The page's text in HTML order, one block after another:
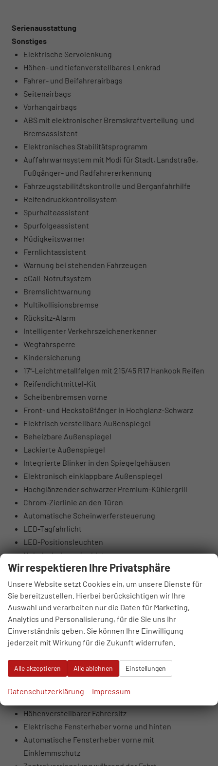
Serienausstattung
Sonstiges
Elektrische Servolenkung
Höhen- und tiefenverstellbares Lenkrad
Fahrer- und Beifahrerairbags
Seitenairbags
Vorhangairbags
ABS mit elektronischer Bremskraftverteilung und
Bremsassistent
Elektronisches Stabilitätsprogramm
Auffahrwarnsystem mit Modi für Stadt, Landstraße,
Fußgänger- und Radfahrererkennung
Fahrzeugstabilitätskontrolle und Berganfahrhilfe
Reifendruckkontrollsystem
Spurhalteassistent
Spurfolgeassistent
Müdigkeitswarner
Fernlichtassistent
Warnung bei stehenden Fahrzeugen
eCall-Notrufsystem
Bremslichtwarnung
Multikollisionsbremse
Rücksitz-Alarm
Intelligenter Verkehrszeichenerkenner
Wegfahrsperre
Kindersicherung
17“-Leichtmetallfelgen mit 215/45 R17 Hankook Reifen
Reifendichtmittel-Kit
Scheibenbremsen vorne
Front- und Heckstoßfänger in Hochglanz-Schwarz
Elektrisch verstellbare Außenspiegel
Beheizbare Außenspiegel
Lackierte Außenspiegel
Integrierte Blinker in den Spiegelgehäusen
Elektronisch einklappbare Außenspiegel
Hochglänzender schwarzer Premium-Kühlergrill
Chrom-Zierlinie an den Türen
Automatische Scheinwerfersteuerung
LED-Tagfahrlicht
LED-Positionsleuchten
Nebelscheinwerfer hinten
LED-MFR-Scheinwerfer vorne mit statischem
Kurvenlicht
LED-Heckleuchten
Getönte Scheiben, ab B-Säule dunkler
Beleuchteter Schminkspiegel
Lederlenkrad
Sportliche Vordersitze
Metallisch wirkende Innentürgriffe
Ambientebeleuchtung innen
Einparkhilfe hinten
Höhenverstellbarer Fahrersitz
Elektrische Fensterheber vorne und hinten
Automatische Fensterheber vorne mit
Einklemmschutz
Wir respektieren Ihre Privatsphäre
Unsere Website setzt Cookies ein, um unsere Dienste für
Sie bereitzustellen. Hierbei berücksichtigen wir Ihre
Auswahl und verarbeiten nur die Daten für Marketing,
Analytics und Personalisierung, für die Sie uns Ihr
Einverständnis geben. Sie können Ihre Einwilligung
jederzeit mit Wirkung für die Zukunft widerrufen.
Alle akzeptieren Alle ablehnen Einstellungen
Datenschutzerklärung Impressum